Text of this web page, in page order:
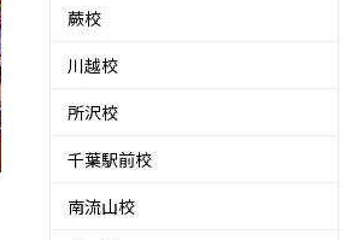
蕨校
川越校
所沢校
千葉駅前校
南流山校